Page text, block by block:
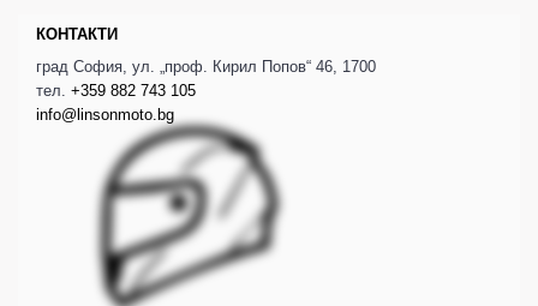
КОНТАКТИ
град София, ул. „проф. Кирил Попов“ 46, 1700
тел. +359 882 743 105
info@linsonmoto.bg